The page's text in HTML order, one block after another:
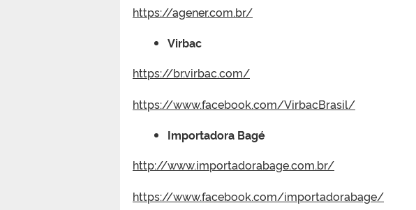
https://agener.com.br/
Virbac
https://br.virbac.com/
https://www.facebook.com/VirbacBrasil/
Importadora Bagé
http://www.importadorabage.com.br/
https://www.facebook.com/importadorabage/